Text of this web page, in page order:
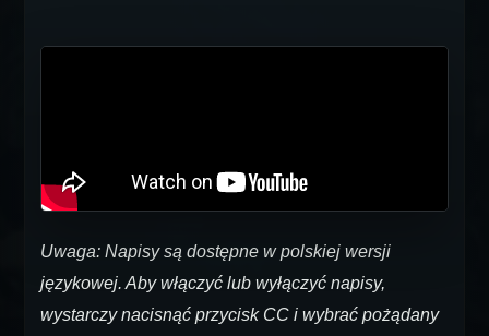
Uwaga: Napisy są dostępne w polskiej wersji
językowej. Aby włączyć lub wyłączyć napisy,
wystarczy nacisnąć przycisk CC i wybrać pożądany